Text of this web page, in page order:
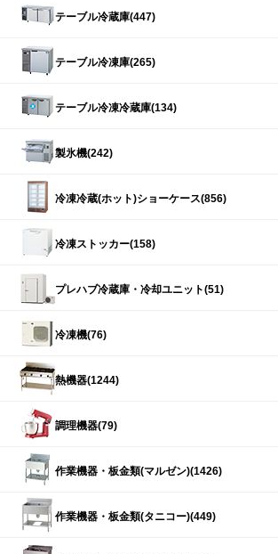
テーブル冷蔵庫(447)
テーブル冷凍庫(265)
テーブル冷凍冷蔵庫(134)
製氷機(242)
冷凍冷蔵(ホット)ショーケース(856)
冷凍ストッカー(158)
プレハブ冷蔵庫・冷却ユニット(51)
冷凍機(76)
熱機器(1244)
調理機器(79)
作業機器・板金類(マルゼン)(1426)
作業機器・板金類(タニコー)(449)